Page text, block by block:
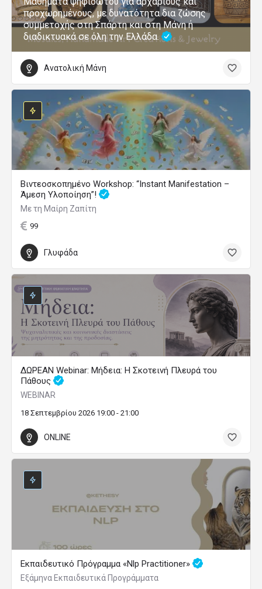
προχωρημένους, με δυνατότητα δια ζώσης
συμμετοχής στη Σπάρτη και στη Μάνη ή
διαδικτυακά σε όλη την Ελλάδα.
Ανατολική Μάνη
Βιντεοσκοπημένο Workshop: “Instant Manifestation –
Άμεση Υλοποίηση”!
Με τη Μαίρη Ζαπίτη
99
Γλυφάδα
ΔΩΡΕΑΝ Webinar: Μήδεια: Η Σκοτεινή Πλευρά του
Πάθους
WEBINAR
18 Σεπτεμβρίου 2026 19:00 - 21:00
ONLINE
Εκπαιδευτικό Πρόγραμμα «Nlp Practitioner»
Εξάμηνα Εκπαιδευτικά Προγράμματα